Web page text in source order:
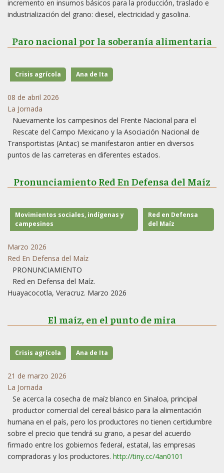
incremento en insumos básicos para la producción, traslado e
industrialización del grano: diesel, electricidad y gasolina.
Paro nacional por la soberanía alimentaria
Crisis agrícola Ana de Ita
08 de abril 2026
La Jornada
Nuevamente los campesinos del Frente Nacional para el
Rescate del Campo Mexicano y la Asociación Nacional de
Transportistas (Antac) se manifestaron antier en diversos
puntos de las carreteras en diferentes estados.
Pronunciamiento Red En Defensa del Maíz
Movimientos sociales, indígenas y
campesinos
Red en Defensa
del Maíz
Marzo 2026
Red En Defensa del Maíz
PRONUNCIAMIENTO
Red en Defensa del Maíz.
Huayacocotla, Veracruz. Marzo 2026
El maíz, en el punto de mira
Crisis agrícola Ana de Ita
21 de marzo 2026
La Jornada
Se acerca la cosecha de maíz blanco en Sinaloa, principal
productor comercial del cereal básico para la alimentación
humana en el país, pero los productores no tienen certidumbre
sobre el precio que tendrá su grano, a pesar del acuerdo
firmado entre los gobiernos federal, estatal, las empresas
compradoras y los productores. http://tiny.cc/4an0101